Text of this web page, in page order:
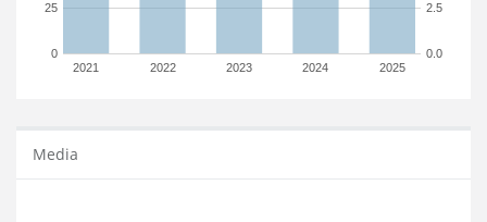
2021 2022 2023 2024 2025
0
25
0.0
2.5
Media